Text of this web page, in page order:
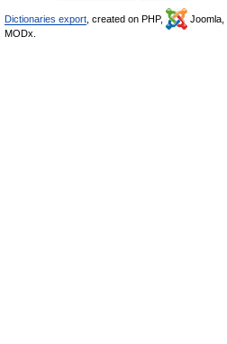
Dictionaries export , created on PHP, Joomla,
MODx.